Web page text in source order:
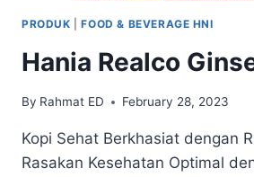
PRODUK |FOOD & BEVERAGE HNI
Hania Realco
By Rahmat ED February 28, 2023
Kopi Sehat Berkhasiat dengan
Rasakan Kesehatan Optimal